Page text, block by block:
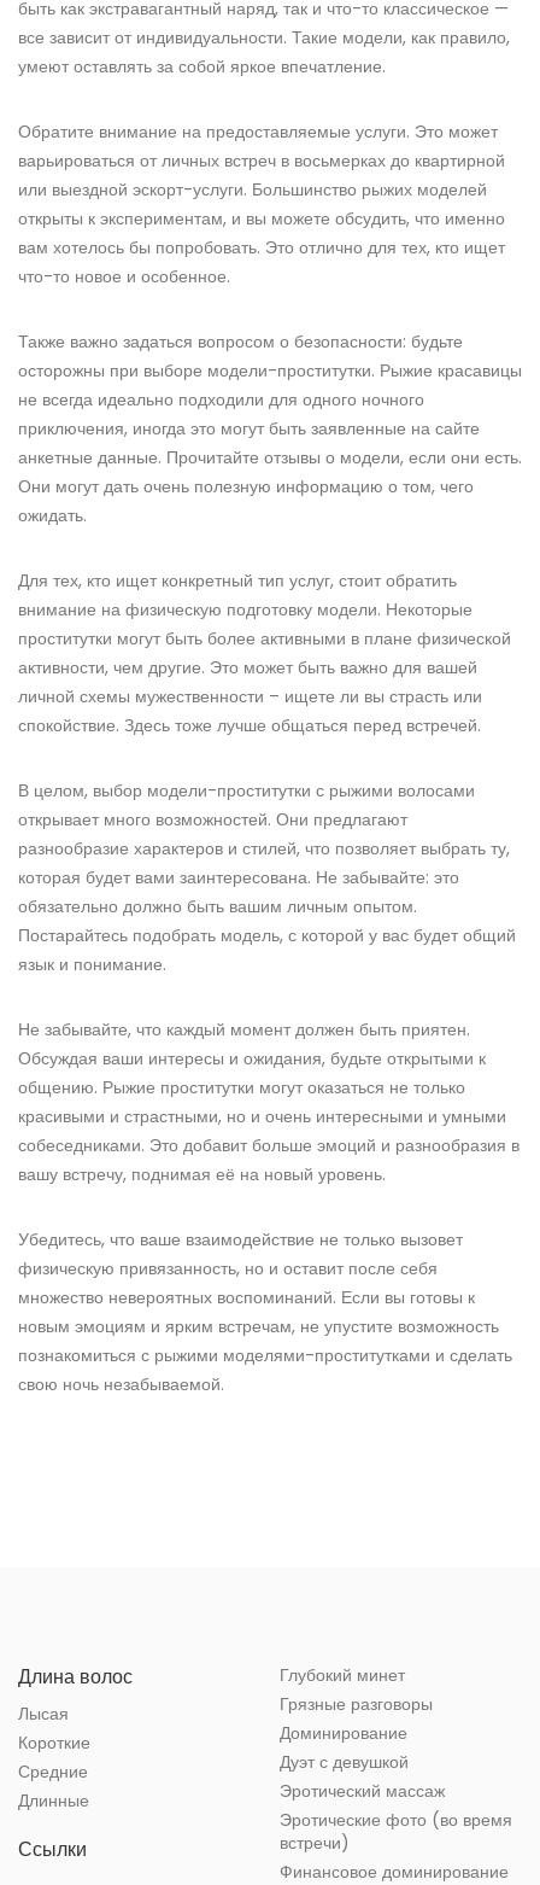
быть как экстравагантный наряд, так и что-то классическое —
все зависит от индивидуальности. Такие модели, как правило,
умеют оставлять за собой яркое впечатление.
Обратите внимание на предоставляемые услуги. Это может
варьироваться от личных встреч в восьмерках до квартирной
или выездной эскорт-услуги. Большинство рыжих моделей
открыты к экспериментам, и вы можете обсудить, что именно
вам хотелось бы попробовать. Это отлично для тех, кто ищет
что-то новое и особенное.
Также важно задаться вопросом о безопасности: будьте
осторожны при выборе модели-проститутки. Рыжие красавицы
не всегда идеально подходили для одного ночного
приключения, иногда это могут быть заявленные на сайте
анкетные данные. Прочитайте отзывы о модели, если они есть.
Они могут дать очень полезную информацию о том, чего
ожидать.
Для тех, кто ищет конкретный тип услуг, стоит обратить
внимание на физическую подготовку модели. Некоторые
проститутки могут быть более активными в плане физической
активности, чем другие. Это может быть важно для вашей
личной схемы мужественности – ищете ли вы страсть или
спокойствие. Здесь тоже лучше общаться перед встречей.
В целом, выбор модели-проститутки с рыжими волосами
открывает много возможностей. Они предлагают
разнообразие характеров и стилей, что позволяет выбрать ту,
которая будет вами заинтересована. Не забывайте: это
обязательно должно быть вашим личным опытом.
Постарайтесь подобрать модель, с которой у вас будет общий
язык и понимание.
Не забывайте, что каждый момент должен быть приятен.
Обсуждая ваши интересы и ожидания, будьте открытыми к
общению. Рыжие проститутки могут оказаться не только
красивыми и страстными, но и очень интересными и умными
собеседниками. Это добавит больше эмоций и разнообразия в
вашу встречу, поднимая её на новый уровень.
Убедитесь, что ваше взаимодействие не только вызовет
физическую привязанность, но и оставит после себя
множество невероятных воспоминаний. Если вы готовы к
новым эмоциям и ярким встречам, не упустите возможность
познакомиться с рыжими моделями-проститутками и сделать
свою ночь незабываемой.
Длина волос
Лысая
Короткие
Средние
Длинные
Ссылки
Глубокий минет
Грязные разговоры
Доминирование
Дуэт с девушкой
Эротический массаж
Эротические фото (во время
встречи)
Финансовое доминирование